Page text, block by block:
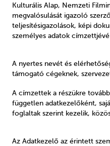
Kulturális Alap, Nemzeti
megvalósulását igazoló
teljesítésigazolások, képi
személyes adatok címzettjévé
A nyertes nevét és
támogató cégeknek,
A címzettek a részükre
független adatkezelőként,
foglaltak szerint kezelik,
Az Adatkezelő az érintett